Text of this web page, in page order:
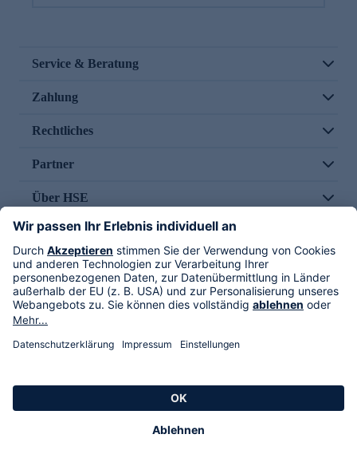
Service & Beratung
Zahlung
Rechtliches
Partner
Über HSE
Im TV
HSE International